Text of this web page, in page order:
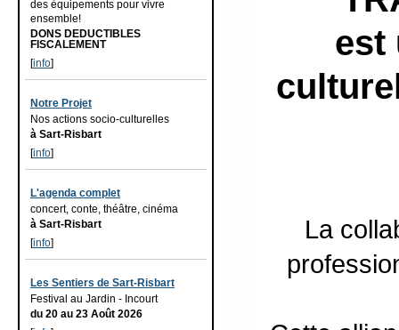
des équipements pour vivre
ensemble!
DONS DEDUCTIBLES
FISCALEMENT
[info]
Notre Projet
Nos actions socio-culturelles
à Sart-Risbart
[info]
L'agenda complet
concert, conte, théâtre, cinéma
à Sart-Risbart
[info]
Les Sentiers de Sart-Risbart
Festival au Jardin - Incourt
du 20 au 23 Août 2026
est
La